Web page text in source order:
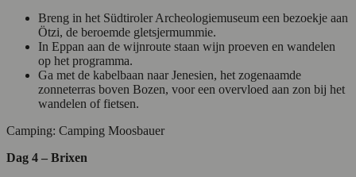
Breng in het Südtiroler Archeologiemuseum een bezoekje aan
Ötzi, de beroemde gletsjermummie.
In Eppan aan de wijnroute staan wijn proeven en wandelen
op het programma.
Ga met de kabelbaan naar Jenesien, het zogenaamde
zonneterras boven Bozen, voor een overvloed aan zon bij het
wandelen of fietsen.
Camping: Camping Moosbauer
Dag 4 – Brixen